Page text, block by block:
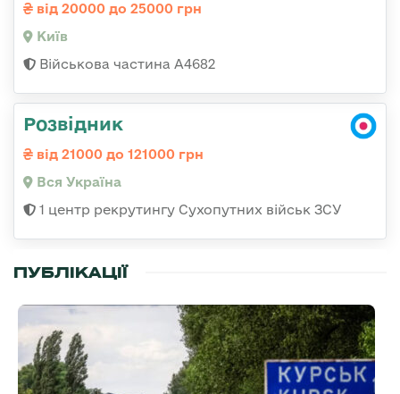
від 20000 до 25000 грн
Київ
Військова частина А4682
Розвідник
від 21000 до 121000 грн
Вся Україна
1 центр рекрутингу Сухопутних військ ЗСУ
ПУБЛІКАЦІЇ